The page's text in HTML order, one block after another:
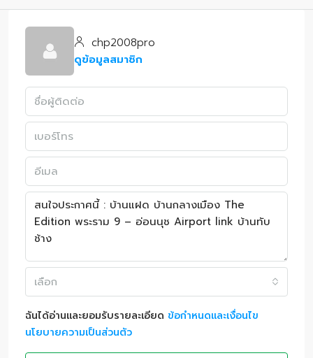
chp2008pro
ดูข้อมูลสมาชิก
เลือก
ฉันได้อ่านและยอมรับรายละเอียด ข้อกำหนดและเงื่อนไข
นโยบายความเป็นส่วนตัว